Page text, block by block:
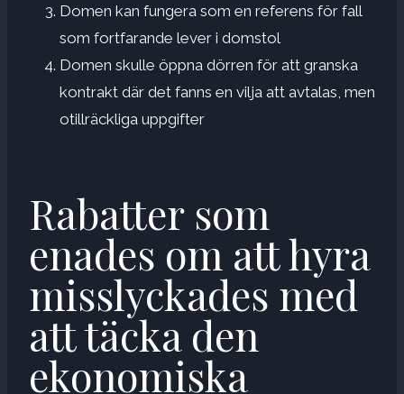
Domen kan fungera som en referens för fall
som fortfarande lever i domstol
Domen skulle öppna dörren för att granska
kontrakt där det fanns en vilja att avtalas, men
otillräckliga uppgifter
Rabatter som
enades om att hyra
misslyckades med
att täcka den
ekonomiska